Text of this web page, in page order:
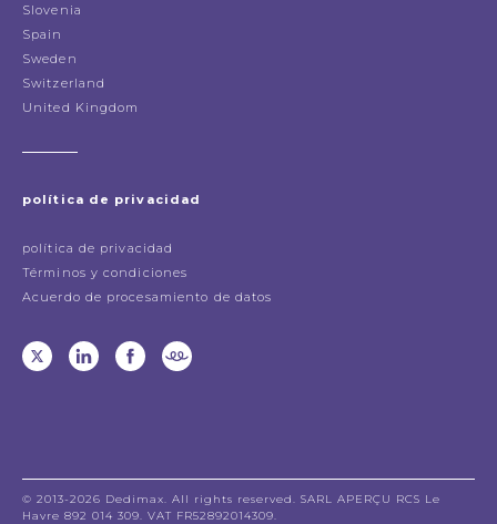
Slovenia
Spain
Sweden
Switzerland
United Kingdom
política de privacidad
política de privacidad
Términos y condiciones
Acuerdo de procesamiento de datos
© 2013-2026 Dedimax. All rights reserved. SARL APERÇU RCS Le
Havre 892 014 309. VAT FR52892014309.